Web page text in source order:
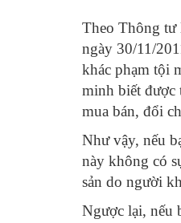
Theo Thông
ngày 30/11/
khác phạm tội
minh biết được
mua bán, đổi
Như vậy, nếu
này không có
sản do người
Ngược lại, nếu